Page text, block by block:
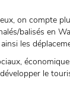
on compte
balisés en
les
le